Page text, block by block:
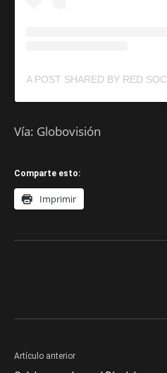
Vía: Globovisión
Comparte esto:
Imprimir
Artículo anterior